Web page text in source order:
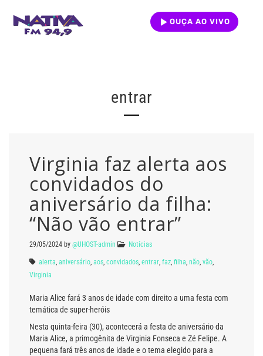
OUÇA AO VIVO
entrar
Virginia faz alerta aos
convidados do
aniversário da filha:
“Não vão entrar”
29/05/2024 by @UHOST-admin Notícias
alerta aniversário aos convidados entrar faz filha não vão
Virginia
Maria Alice fará 3 anos de idade com direito a uma festa com
temática de super-heróis
Nesta quinta-feira (30), acontecerá a festa de aniversário da
Maria Alice, a primogênita de Virginia Fonseca e Zé Felipe. A
pequena fará três anos de idade e o tema elegido para a